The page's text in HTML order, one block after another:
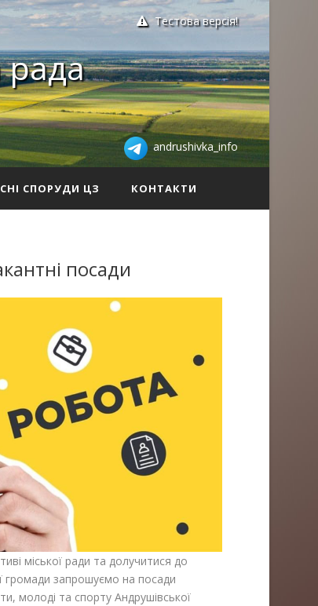
Тестова версія!
рада
andrushivka_info
СПОРУДИ ЦЗ КОНТАКТИ
посади
міської ради та долучитися до
громади запрошуємо на посади
молоді та спорту Андрушівської